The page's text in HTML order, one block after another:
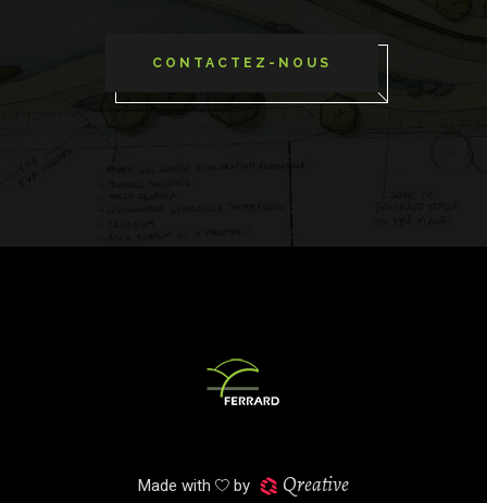
CONTACTEZ-NOUS
Made with by Qreative